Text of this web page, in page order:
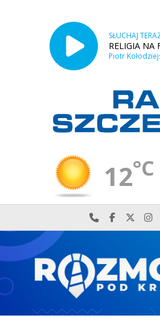
SŁUCHAJ
RELIGIA NA
Piotr
12°C
Najlepiej po
Odwiedź